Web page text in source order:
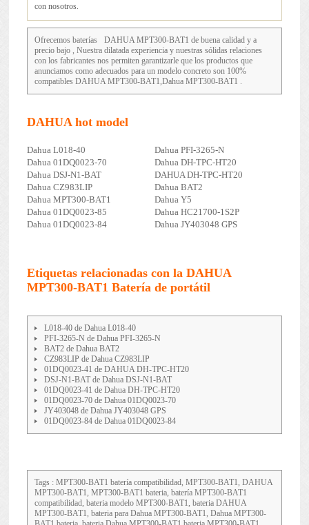
con nosotros.
Ofrecemos baterías DAHUA MPT300-BAT1 de buena calidad y a
precio bajo , Nuestra dilatada experiencia y nuestras sólidas relaciones
con los fabricantes nos permiten garantizarle que los productos que
anunciamos como adecuados para un modelo concreto son 100%
compatibles DAHUA MPT300-BAT1,Dahua MPT300-BAT1 .
DAHUA hot model
Dahua L018-40
Dahua PFI-3265-N
Dahua 01DQ0023-70
Dahua DH-TPC-HT20
Dahua DSJ-N1-BAT
DAHUA DH-TPC-HT20
Dahua CZ983LIP
Dahua BAT2
Dahua MPT300-BAT1
Dahua Y5
Dahua 01DQ0023-85
Dahua HC21700-1S2P
Dahua 01DQ0023-84
Dahua JY403048 GPS
Etiquetas relacionadas con la DAHUA
MPT300-BAT1 Batería de portátil
L018-40 de Dahua L018-40
PFI-3265-N de Dahua PFI-3265-N
BAT2 de Dahua BAT2
CZ983LIP de Dahua CZ983LIP
01DQ0023-41 de DAHUA DH-TPC-HT20
DSJ-N1-BAT de Dahua DSJ-N1-BAT
01DQ0023-41 de Dahua DH-TPC-HT20
01DQ0023-70 de Dahua 01DQ0023-70
JY403048 de Dahua JY403048 GPS
01DQ0023-84 de Dahua 01DQ0023-84
Tags : MPT300-BAT1 batería compatibilidad, MPT300-BAT1, DAHUA
MPT300-BAT1, MPT300-BAT1 bateria, batería MPT300-BAT1
compatibilidad, bateria modelo MPT300-BAT1, bateria DAHUA
MPT300-BAT1, bateria para Dahua MPT300-BAT1, Dahua MPT300-